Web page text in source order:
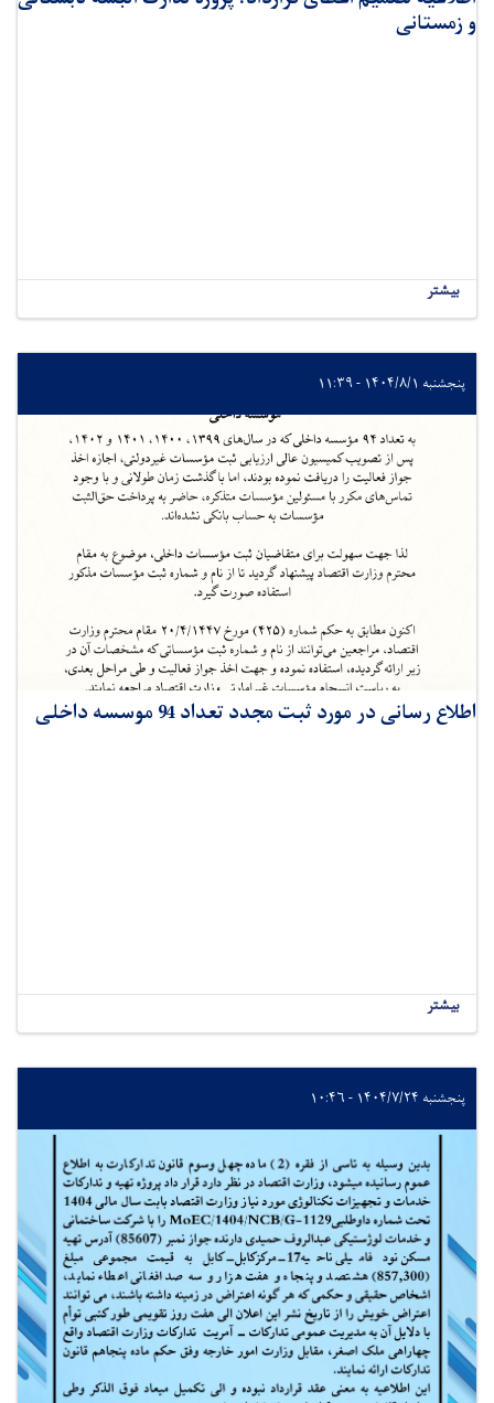
و زمستانی
بیشتر
پنجشنبه ۱۴۰۴/۸/۱ - ۱۱:۳۹
اطلاع رسانی در مورد ثبت مجدد تعداد 94 موسسه داخلی
بیشتر
پنجشنبه ۱۴۰۴/۷/۲۴ - ۱۰:۴۶